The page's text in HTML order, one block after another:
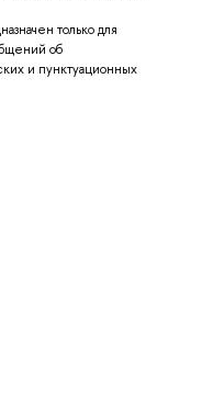
только для
об
и пунктуационных